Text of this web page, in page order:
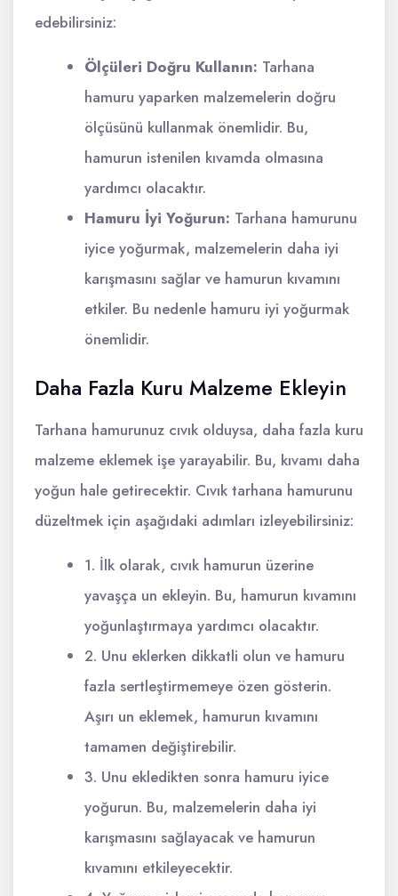
edebilirsiniz:
Ölçüleri Doğru Kullanın: Tarhana
hamuru yaparken malzemelerin doğru
ölçüsünü kullanmak önemlidir. Bu,
hamurun istenilen kıvamda olmasına
yardımcı olacaktır.
Hamuru İyi Yoğurun: Tarhana hamurunu
iyice yoğurmak, malzemelerin daha iyi
karışmasını sağlar ve hamurun kıvamını
etkiler. Bu nedenle hamuru iyi yoğurmak
önemlidir.
Daha Fazla Kuru Malzeme Ekleyin
Tarhana hamurunuz cıvık olduysa, daha fazla kuru
malzeme eklemek işe yarayabilir. Bu, kıvamı daha
yoğun hale getirecektir. Cıvık tarhana hamurunu
düzeltmek için aşağıdaki adımları izleyebilirsiniz:
1. İlk olarak, cıvık hamurun üzerine
yavaşça un ekleyin. Bu, hamurun kıvamını
yoğunlaştırmaya yardımcı olacaktır.
2. Unu eklerken dikkatli olun ve hamuru
fazla sertleştirmemeye özen gösterin.
Aşırı un eklemek, hamurun kıvamını
tamamen değiştirebilir.
3. Unu ekledikten sonra hamuru iyice
yoğurun. Bu, malzemelerin daha iyi
karışmasını sağlayacak ve hamurun
kıvamını etkileyecektir.